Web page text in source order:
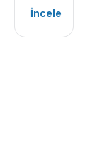
İncele